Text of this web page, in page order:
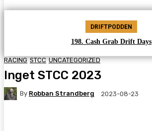
DRIFTPODDEN
198. Cash Grab Drift Days
RACING STCC UNCATEGORIZED
Inget STCC 2023
By Robban Strandberg 2023-08-23